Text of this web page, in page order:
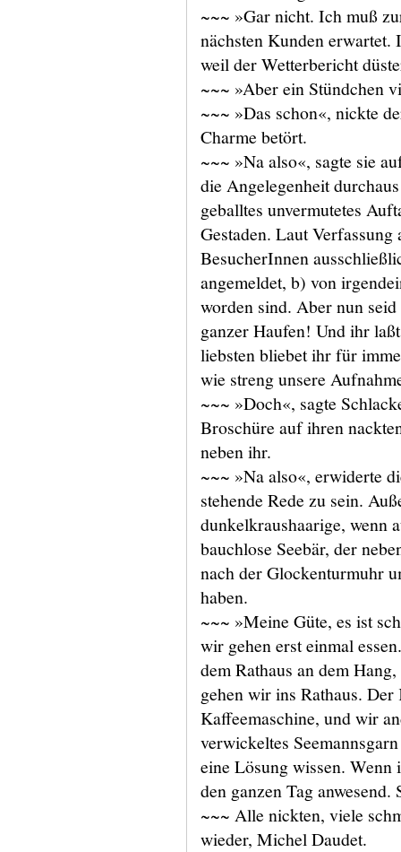
~~~ »Gar nicht. Ich muß
nächsten Kunden
weil der Wetterbericht
~~~ »Aber ein Stündchen
~~~ »Das schon«, nickte
Charme betört.
~~~ »Na also«, sagte sie
die Angelegenheit
geballtes unvermutetes
Gestaden. Laut
BesucherInnen
angemeldet, b) von
worden sind. Aber nun
ganzer Haufen! Und ihr
liebsten bliebet ihr für
wie streng unsere
~~~ »Doch«, sagte
Broschüre auf ihren
neben ihr.
~~~ »Na also«, erwiderte
stehende Rede zu sein.
dunkelkraushaarige, wenn
bauchlose Seebär, der
nach der Glockenturmuhr
haben.
~~~ »Meine Güte, es ist
wir gehen erst einmal
dem Rathaus an dem
gehen wir ins Rathaus.
Kaffeemaschine, und wir
verwickeltes
eine Lösung wissen.
den ganzen Tag
~~~ Alle nickten, viele
wieder, Michel Daudet.